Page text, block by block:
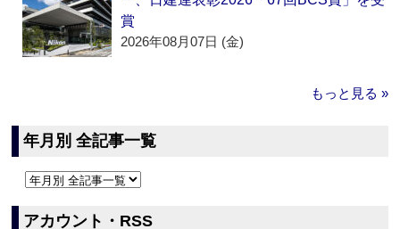
賞
2026年08月07日 (金)
もっと見る »
年月別 全記事一覧
アカウント・RSS